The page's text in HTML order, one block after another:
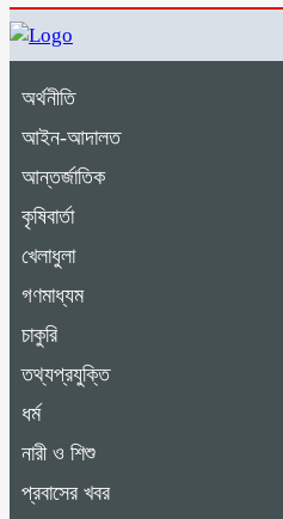
অর্থনীতি
আইন-আদালত
আন্তর্জাতিক
কৃষিবার্তা
খেলাধুলা
গণমাধ্যম
চাকুরি
তথ্যপ্রযুক্তি
ধর্ম
নারী ও শিশু
প্রবাসের খবর